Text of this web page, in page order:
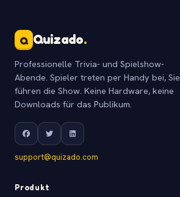
Q Quizado.
Professionelle Trivia- und Spielshow-
Abende. Spieler treten per Handy bei, Sie
führen die Show. Keine Hardware, keine
Downloads für das Publikum.
support@quizado.com
Produkt